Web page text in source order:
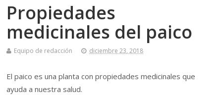
Propiedades
medicinales del paico
Equipo de redacción diciembre 23, 2018
El paico es una planta con propiedades medicinales que
ayuda a nuestra salud.